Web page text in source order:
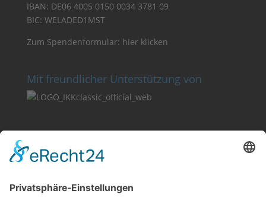
IBAN: DE06 4005 0150 0034 3781 09
BIC: WELADED1MST
Zum Spendenformular: hier klicken
Mit freundlicher Unterstützung von